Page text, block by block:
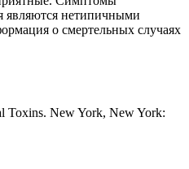
являются нетипичными
о смертельных случаях
Toxins. New York, New York: